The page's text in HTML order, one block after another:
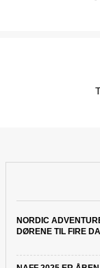
NORDIC
DØRENE TIL FIRE